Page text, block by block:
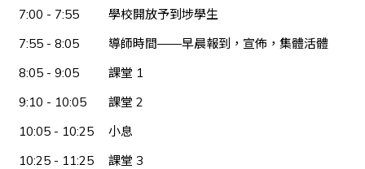
7:00 - 7:55
學校開放予到埗學生
7:55 - 8:05
導師時間——早晨報到，宣佈，集體活體
8:05 - 9:05
課堂 1
9:10 - 10:05
課堂 2
10:05 - 10:25
小息
10:25 - 11:25
課堂 3